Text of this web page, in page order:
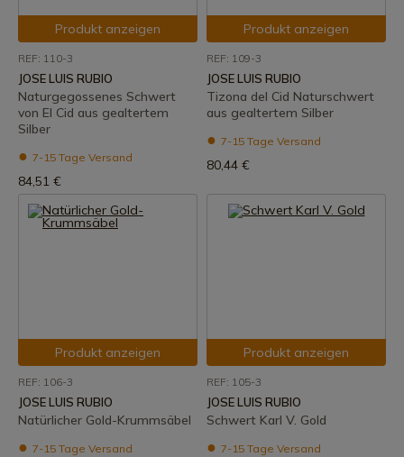
Produkt anzeigen
REF: 110-3
JOSE LUIS RUBIO
Naturgegossenes Schwert
von El Cid aus gealtertem
Silber
7-15 Tage Versand
84,51 €
Produkt anzeigen
REF: 109-3
JOSE LUIS RUBIO
Tizona del Cid Naturschwert
aus gealtertem Silber
7-15 Tage Versand
80,44 €
Produkt anzeigen
REF: 106-3
JOSE LUIS RUBIO
Natürlicher Gold-Krummsäbel
7-15 Tage Versand
Produkt anzeigen
REF: 105-3
JOSE LUIS RUBIO
Schwert Karl V. Gold
7-15 Tage Versand